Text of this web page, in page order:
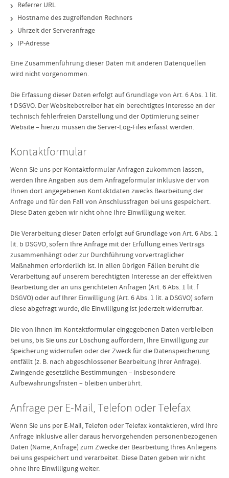
Referrer URL
Hostname des zugreifenden Rechners
Uhrzeit der Serveranfrage
IP-Adresse
Eine Zusammenführung dieser Daten mit anderen Datenquellen
wird nicht vorgenommen.
Die Erfassung dieser Daten erfolgt auf Grundlage von Art. 6 Abs. 1 lit.
f DSGVO. Der Websitebetreiber hat ein berechtigtes Interesse an der
technisch fehlerfreien Darstellung und der Optimierung seiner
Website – hierzu müssen die Server-Log-Files erfasst werden.
Kontaktformular
Wenn Sie uns per Kontaktformular Anfragen zukommen lassen,
werden Ihre Angaben aus dem Anfrageformular inklusive der von
Ihnen dort angegebenen Kontaktdaten zwecks Bearbeitung der
Anfrage und für den Fall von Anschlussfragen bei uns gespeichert.
Diese Daten geben wir nicht ohne Ihre Einwilligung weiter.
Die Verarbeitung dieser Daten erfolgt auf Grundlage von Art. 6 Abs. 1
lit. b DSGVO, sofern Ihre Anfrage mit der Erfüllung eines Vertrags
zusammenhängt oder zur Durchführung vorvertraglicher
Maßnahmen erforderlich ist. In allen übrigen Fällen beruht die
Verarbeitung auf unserem berechtigten Interesse an der effektiven
Bearbeitung der an uns gerichteten Anfragen (Art. 6 Abs. 1 lit. f
DSGVO) oder auf Ihrer Einwilligung (Art. 6 Abs. 1 lit. a DSGVO) sofern
diese abgefragt wurde; die Einwilligung ist jederzeit widerrufbar.
Die von Ihnen im Kontaktformular eingegebenen Daten verbleiben
bei uns, bis Sie uns zur Löschung auffordern, Ihre Einwilligung zur
Speicherung widerrufen oder der Zweck für die Datenspeicherung
entfällt (z. B. nach abgeschlossener Bearbeitung Ihrer Anfrage).
Zwingende gesetzliche Bestimmungen – insbesondere
Aufbewahrungsfristen – bleiben unberührt.
Anfrage per E-Mail, Telefon oder Telefax
Wenn Sie uns per E-Mail, Telefon oder Telefax kontaktieren, wird Ihre
Anfrage inklusive aller daraus hervorgehenden personenbezogenen
Daten (Name, Anfrage) zum Zwecke der Bearbeitung Ihres Anliegens
bei uns gespeichert und verarbeitet. Diese Daten geben wir nicht
ohne Ihre Einwilligung weiter.